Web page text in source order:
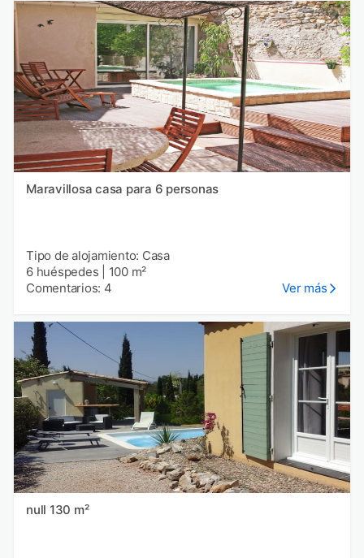
Maravillosa casa para 6 personas
Tipo de alojamiento: Casa
6 huéspedes
100 m²
Comentarios: 4
Ver más
null 130 m²